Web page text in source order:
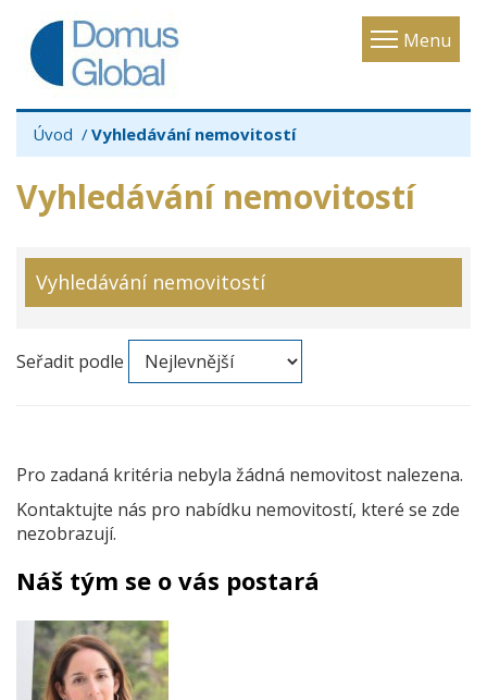
Menu
Toggle
Úvod Vyhledávání nemovitostí
Vyhledávání nemovitostí
Vyhledávání nemovitostí
Seřadit podle
Pro zadaná kritéria nebyla žádná nemovitost nalezena.
Kontaktujte nás pro nabídku nemovitostí, které se zde
nezobrazují.
Náš tým se o vás postará